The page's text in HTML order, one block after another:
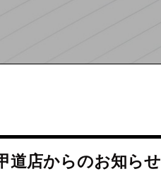
道店からのお知らせ